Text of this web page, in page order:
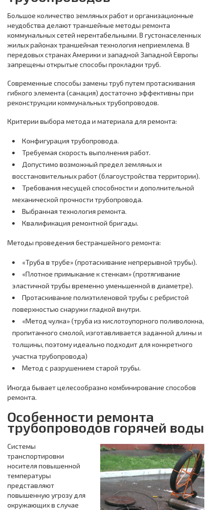
Большое количество земляных работ и организационные
неудобства делают траншейные методы ремонта
коммунальных сетей нерентабельными. В густонаселенных
жилых районах траншейная технология неприемлема. В
передовых странах Америки и западной Западной Европы
запрещены открытые способы прокладки труб.
Современные способы замены труб путем протаскивания
гибкого элемента (санация) достаточно эффективны при
реконструкции коммунальных трубопроводов.
Критерии выбора метода и материала для ремонта:
Конфигурация трубопровода.
Требуемая скорость выполнения работ.
Допустимо возможный предел земляных и
восстановительных работ (благоустройства территории).
Требования несущей способности и дополнительной
механической прочности трубопровода.
Выбранная технология ремонта.
Квалификация ремонтной бригады.
Методы проведения бестраншейного ремонта:
«Труба в трубе» (протаскивание непрерывной трубы).
«Плотное примыкание к стенкам» (протягивание
эластичной трубы временно уменьшенной в диаметре).
Протаскивание полиэтиленовой трубы с ребристой
поверхностью снаружи гладкой внутри.
«Метод чулка» (труба из кислотоупорного поливолокна,
пропитанного смолой, изготавливается заданной длины и
толщины, поэтому идеально подходит для конкретного
участка трубопровода)
Метод с разрушением старой трубы.
Иногда бывает целесообразно комбинирование способов
ремонта.
Особенности ремонта
трубопроводов горячей воды
Системы
транспортировки
носителя повышенной
температуры
представляют
повышенную угрозу для
окружающих в случае